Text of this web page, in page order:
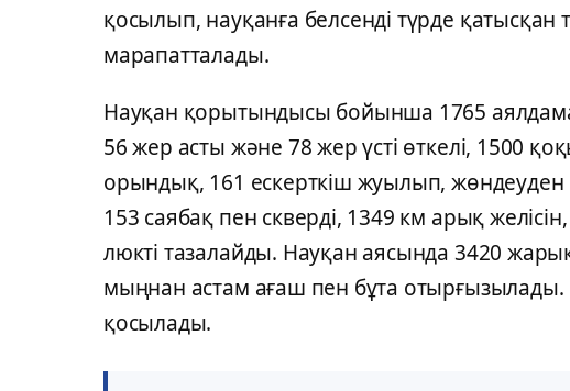
қосылып, науқанға белсенді түрде
марапатталады.
Науқан қорытындысы бойынша 1765
56 жер асты және 78 жер үсті өткелі, 1500
орындық, 161 ескерткіш жуылып,
153 саябақ пен скверді, 1349 км арық
люкті тазалайды. Науқан аясында 3420
мыңнан астам ағаш пен бұта отырғызылады.
қосылады.